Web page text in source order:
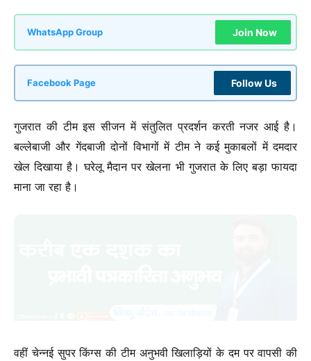
WhatsApp Group Join Now
Facebook Page Follow Us
गुजरात की टीम इस सीजन में संतुलित प्रदर्शन करती नजर आई है।
बल्लेबाजी और गेंदबाजी दोनों विभागों में टीम ने कई मुकाबलों में दमदार
खेल दिखाया है। घरेलू मैदान पर खेलना भी गुजरात के लिए बड़ा फायदा
माना जा रहा है।
वहीं चेन्नई सुपर किंग्स की टीम अनुभवी खिलाड़ियों के दम पर वापसी की